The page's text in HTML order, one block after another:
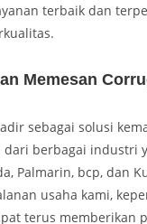
terbaik dan
Memesan
sebagai solusi
dari berbagai industri
Palmarin, bcp, dan
usaha kami,
terus memberikan